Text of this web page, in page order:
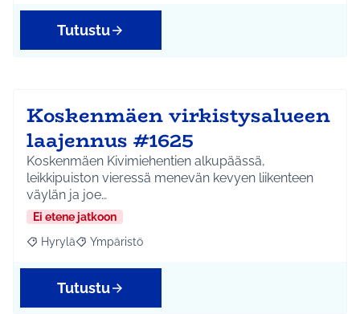
Tutustu
Koskenmäen virkistysalueen
laajennus #1625
Koskenmäen Kivimiehentien alkupäässä,
leikkipuiston vieressä menevän kevyen liikenteen
väylän ja joe…
Ei etene jatkoon
Rajaa tulokset aihepiirin mukaan: Hyrylä
Hyrylä Rajaa tulokset teeman mukaan: Ympäristö
Ympäristö
Tutustu